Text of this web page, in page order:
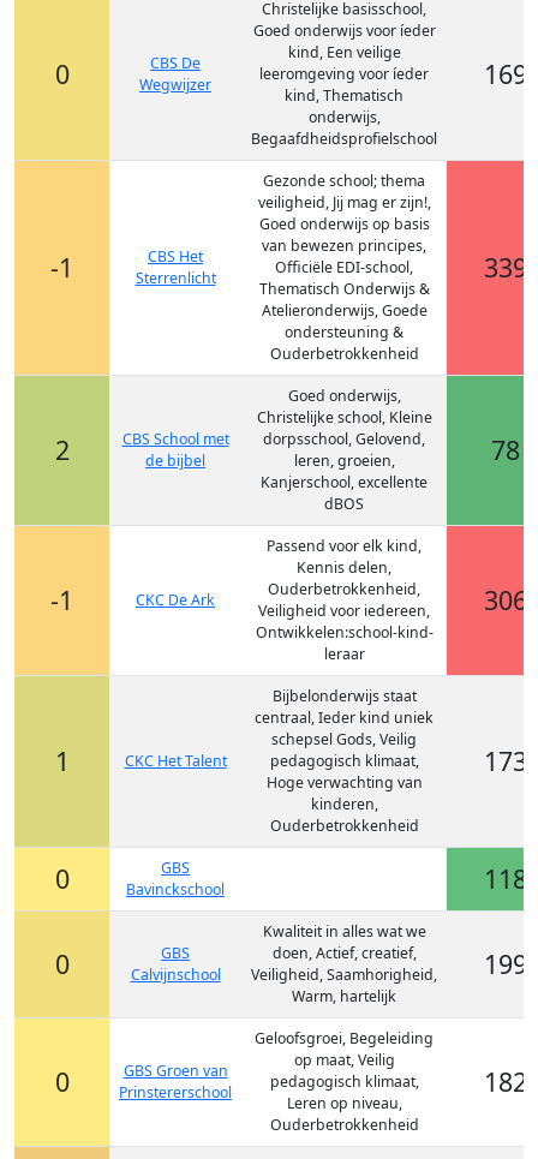
0
CBS De
Wegwijzer
Christelijke basisschool,
Goed onderwijs voor íeder
kind, Een veilige
leeromgeving voor íeder
kind, Thematisch
onderwijs,
Begaafdheidsprofielschool
169
-1
CBS Het
Sterrenlicht
Gezonde school; thema
veiligheid, Jij mag er zijn!,
Goed onderwijs op basis
van bewezen principes,
Officiële EDI-school,
Thematisch Onderwijs &
Atelieronderwijs, Goede
ondersteuning &
Ouderbetrokkenheid
339
2
CBS School met
de bijbel
Goed onderwijs,
Christelijke school, Kleine
dorpsschool, Gelovend,
leren, groeien,
Kanjerschool, excellente
dBOS
78
-1 CKC De Ark
Passend voor elk kind,
Kennis delen,
Ouderbetrokkenheid,
Veiligheid voor iedereen,
Ontwikkelen:school-kind-
leraar
306
1 CKC Het Talent
Bijbelonderwijs staat
centraal, Ieder kind uniek
schepsel Gods, Veilig
pedagogisch klimaat,
Hoge verwachting van
kinderen,
Ouderbetrokkenheid
173
0
GBS
Bavinckschool
118
0
GBS
Calvijnschool
Kwaliteit in alles wat we
doen, Actief, creatief,
Veiligheid, Saamhorigheid,
Warm, hartelijk
199
0
GBS Groen van
Prinstererschool
Geloofsgroei, Begeleiding
op maat, Veilig
pedagogisch klimaat,
Leren op niveau,
Ouderbetrokkenheid
182